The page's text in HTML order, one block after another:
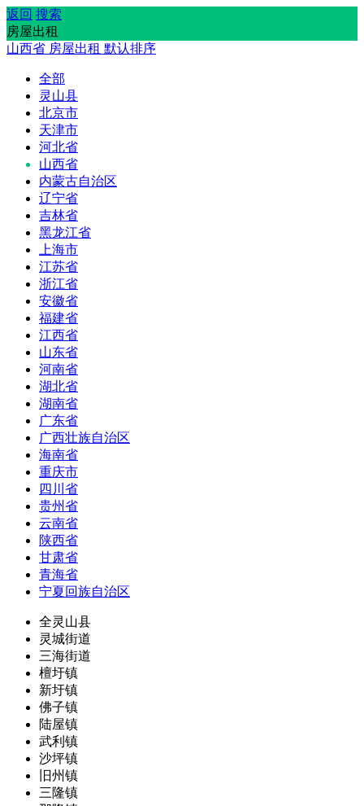
返回 搜索
房屋出租
山西省 房屋出租 默认排序
全部
灵山县
北京市
天津市
河北省
山西省
内蒙古自治区
辽宁省
吉林省
黑龙江省
上海市
江苏省
浙江省
安徽省
福建省
江西省
山东省
河南省
湖北省
湖南省
广东省
广西壮族自治区
海南省
重庆市
四川省
贵州省
云南省
陕西省
甘肃省
青海省
宁夏回族自治区
全灵山县
灵城街道
三海街道
檀圩镇
新圩镇
佛子镇
陆屋镇
武利镇
沙坪镇
旧州镇
三隆镇